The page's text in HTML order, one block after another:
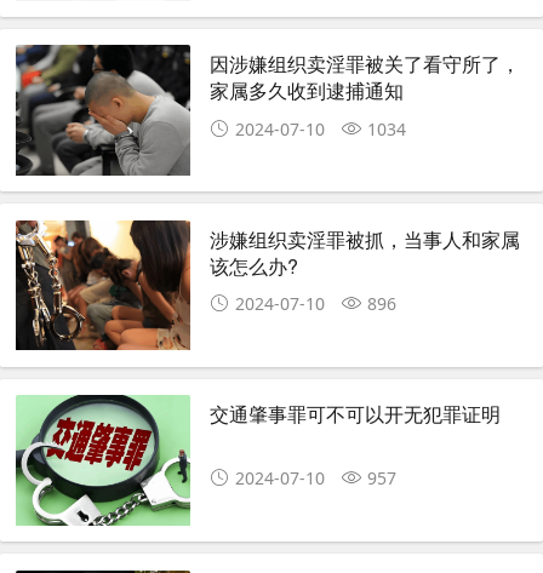
因涉嫌组织卖淫罪被关了看守所了，
家属多久收到逮捕通知
2024-07-10 1034
涉嫌组织卖淫罪被抓，当事人和家属
该怎么办?
2024-07-10 896
交通肇事罪可不可以开无犯罪证明
2024-07-10 957